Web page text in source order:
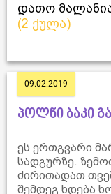
დათო
(2 ქულა)
09.02.2019
პოლნი ბაკი
ეს ერთგვარი
სადგურზე.
ძირითადათ
შემდეგ ხდება